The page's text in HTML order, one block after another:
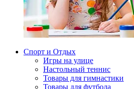
Спорт и Отдых
Игры на улице
Настольный теннис
Товары для гимнастики
Товары для футбола